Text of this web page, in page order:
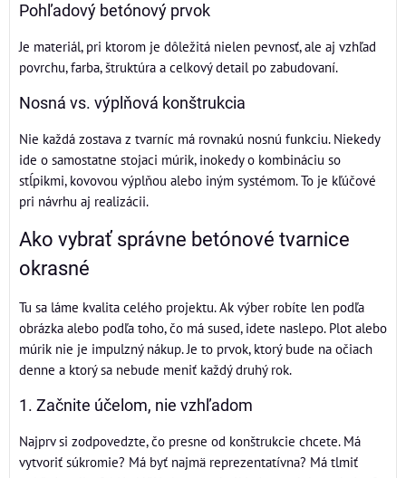
Pohľadový betónový prvok
Je materiál, pri ktorom je dôležitá nielen pevnosť, ale aj vzhľad
povrchu, farba, štruktúra a celkový detail po zabudovaní.
Nosná vs. výplňová konštrukcia
Nie každá zostava z tvarníc má rovnakú nosnú funkciu. Niekedy
ide o samostatne stojaci múrik, inokedy o kombináciu so
stĺpikmi, kovovou výplňou alebo iným systémom. To je kľúčové
pri návrhu aj realizácii.
Ako vybrať správne betónové tvarnice
okrasné
Tu sa láme kvalita celého projektu. Ak výber robíte len podľa
obrázka alebo podľa toho, čo má sused, idete naslepo. Plot alebo
múrik nie je impulzný nákup. Je to prvok, ktorý bude na očiach
denne a ktorý sa nebude meniť každý druhý rok.
1. Začnite účelom, nie vzhľadom
Najprv si zodpovedzte, čo presne od konštrukcie chcete. Má
vytvoriť súkromie? Má byť najmä reprezentatívna? Má tlmiť